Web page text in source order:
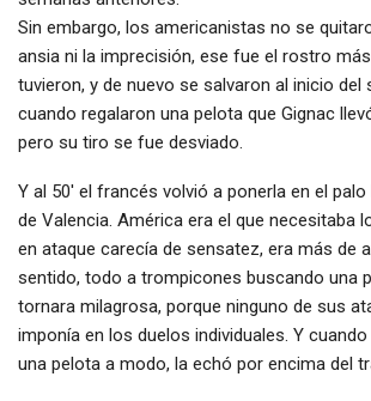
Sin embargo, los americanistas no se
ansia ni la imprecisión, ese fue el rostro
tuvieron, y de nuevo se salvaron al inicio del
cuando regalaron una pelota que Gignac
pero su tiro se fue desviado.
Y al 50′ el francés volvió a ponerla en el
de Valencia. América era el que necesitaba
en ataque carecía de sensatez, era más de
sentido, todo a trompicones buscando una
tornara milagrosa, porque ninguno de sus
imponía en los duelos individuales. Y
una pelota a modo, la echó por encima del